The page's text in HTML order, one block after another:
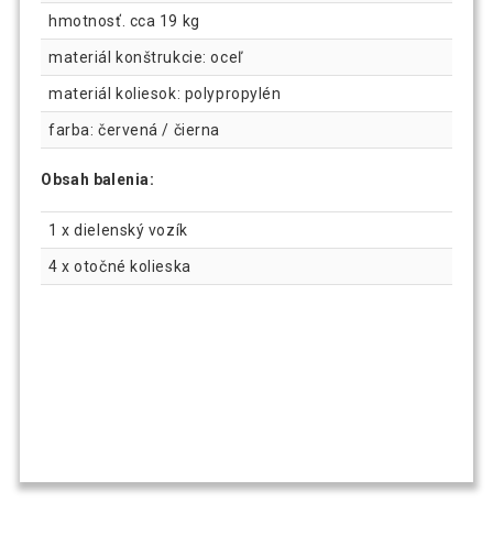
hmotnosť. cca 19 kg
materiál konštrukcie: oceľ
materiál koliesok: polypropylén
farba: červená / čierna
Obsah balenia:
1 x dielenský vozík
4 x otočné kolieska